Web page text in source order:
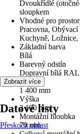
Dvoukřídlé
sloupkem
Vhodné pro
Pracovna,
Kuchyně, Ložnice,
Základní barva
Bílá
Barevný odstín
Dopravní bílá RAL
Šířka
1 400 mm
Výška
2 100 mm
Montážní hloubka
70 mm
Zobrazit více
Datové listy
Přeskočit oblast